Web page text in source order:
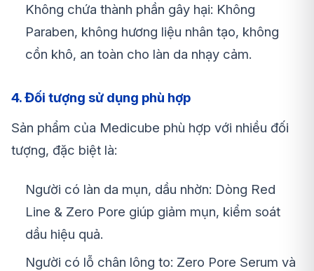
Không chứa thành phần gây hại: Không
Paraben, không hương liệu nhân tạo, không
cồn khô, an toàn cho làn da nhạy cảm.
4. Đối tượng sử dụng phù hợp
Sản phẩm của Medicube phù hợp với nhiều đối
tượng, đặc biệt là:
Người có làn da mụn, dầu nhờn: Dòng Red
Line & Zero Pore giúp giảm mụn, kiểm soát
dầu hiệu quả.
Người có lỗ chân lông to: Zero Pore Serum và